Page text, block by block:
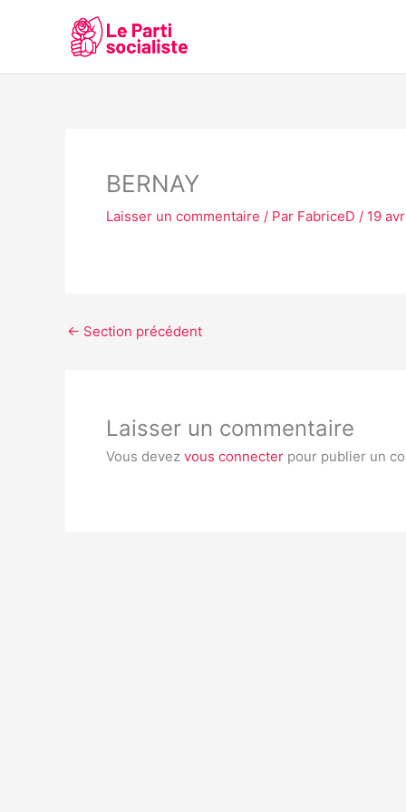
BERNAY
Laisser un commentaire / Par FabriceD / 19
← Section précédent
Laisser un commentaire
Vous devez vous connecter pour publier un